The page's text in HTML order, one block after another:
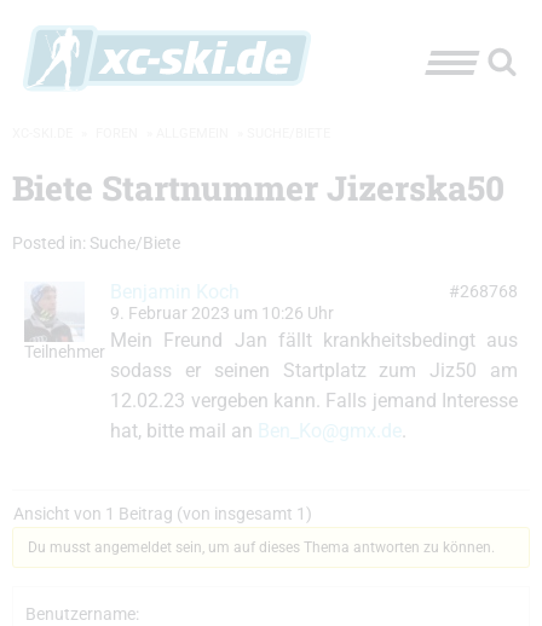
Biete Startnummer Jizerska50
Posted in: Suche/Biete
Teilnehmer
Benjamin Koch
9. Februar 2023 um 10:26 Uhr
#268768
Mein Freund Jan fällt krankheitsbedingt aus
sodass er seinen Startplatz zum Jiz50 am
12.02.23 vergeben kann. Falls jemand Interesse
hat, bitte mail an Ben_Ko@gmx.de.
Ansicht von 1 Beitrag (von insgesamt 1)
Du musst angemeldet sein, um auf dieses Thema antworten zu können.
Benutzername: